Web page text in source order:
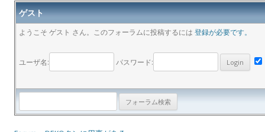
ゲスト
ようこそ ゲスト さん。このフォーラムに投稿するには 登録が必要です。
ユーザ名: パスワード: